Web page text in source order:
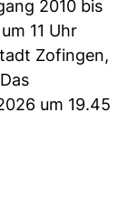
2010 bis
11 Uhr
Zofingen,
um 19.45